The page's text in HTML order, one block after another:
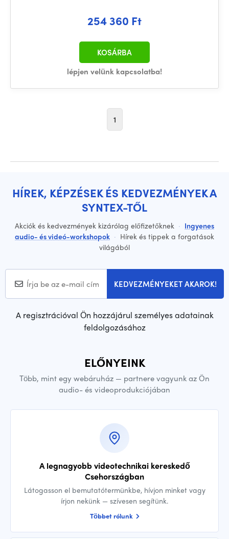
254 360 Ft
lépjen velünk kapcsolatba!
KOSÁRBA
1
HÍREK, KÉPZÉSEK ÉS KEDVEZMÉNYEK A
SYNTEX-TŐL
Akciók és kedvezmények kizárólag előfizetőknek · Ingyenes
audio- és videó-workshopok · Hírek és tippek a forgatások
világából
KEDVEZMÉNYEKET AKAROK!
A regisztrációval Ön hozzájárul személyes adatainak
feldolgozásához
ELŐNYEINK
Több, mint egy webáruház — partnere vagyunk az Ön
audio- és videoprodukciójában
A legnagyobb videotechnikai kereskedő
Csehországban
Látogasson el bemutatótermünkbe, hívjon minket vagy
írjon nekünk — szívesen segítünk.
Többet rólunk